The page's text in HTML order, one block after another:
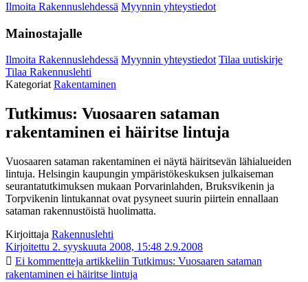
Ilmoita Rakennuslehdessä Myynnin yhteystiedot
Mainostajalle
Ilmoita Rakennuslehdessä Myynnin yhteystiedot Tilaa uutiskirje
Tilaa Rakennuslehti
KategoriatRakentaminen
Tutkimus: Vuosaaren sataman
rakentaminen ei häiritse lintuja
Vuosaaren sataman rakentaminen ei näytä häiritsevän lähialueiden
lintuja. Helsingin kaupungin ympäristökeskuksen julkaiseman
seurantatutkimuksen mukaan Porvarinlahden, Bruksvikenin ja
Torpvikenin lintukannat ovat pysyneet suurin piirtein ennallaan
sataman rakennustöistä huolimatta.
Kirjoittaja Rakennuslehti
Kirjoitettu 2. syyskuuta 2008, 15:48 2.9.2008
Ei kommentteja artikkeliin Tutkimus: Vuosaaren sataman
rakentaminen ei häiritse lintuja